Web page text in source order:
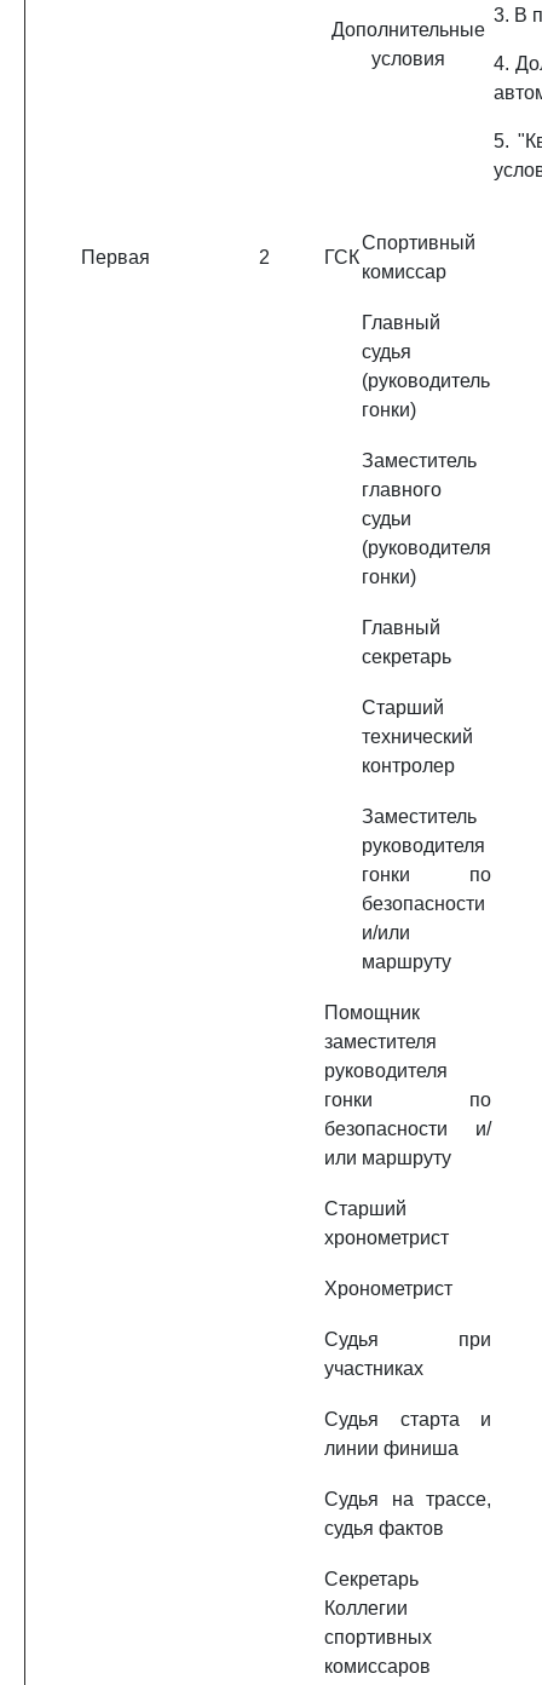
Дополнительные
условия
3. В
4.
5.
Первая 2 ГСК
Спортивный
комиссар
Главный
судья
(руководитель
гонки)
Заместитель
главного
судьи
(руководителя
гонки)
Главный
секретарь
Старший
технический
контролер
Заместитель
руководителя
гонки по
безопасности
и/или
маршруту
Помощник
заместителя
руководителя
гонки по
безопасности и/
или маршруту
Старший
хронометрист
Хронометрист
Судья при
участниках
Судья старта и
линии финиша
Судья на трассе,
судья фактов
Секретарь
Коллегии
спортивных
комиссаров